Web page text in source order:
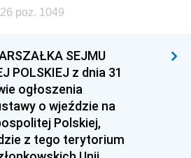
poz. 1049
SEJMU
POLSKIEJ z dnia 31
ogłoszenia
o wjeździe na
Polskiej,
z tego terytorium